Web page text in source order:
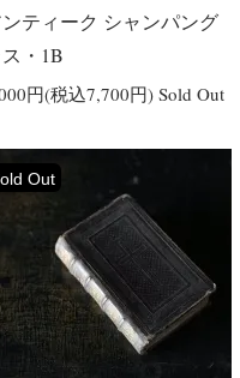
ティーク シャンパング
・1B
円(税込7,700円) Sold Out
Out